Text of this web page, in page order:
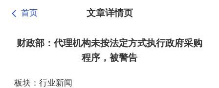
首页 文章详情页
财政部：代理机构未按法定方式执行政府采购
程序，被警告
板块：行业新闻